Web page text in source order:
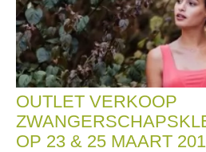
OUTLET VERKOOP
OP 23 & 25 MAART